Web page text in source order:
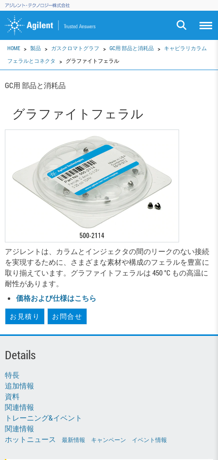
HOME 製品 ガスクロマトグラフ GC用 部品と消耗品
キャピラリカラム
フェラルとコネクタ
グラファイトフェラル
GC用 部品と消耗品
グラファイトフェラル
アジレントは、カラムとインジェクタの間のリークのない接続
を実現するために、さまざまな素材や構成のフェラルを豊富に
取り揃えています。グラファイトフェラルは 450 °C もの高温に
耐性があります。
価格および仕様はこちら
お見積り お問合せ
Details
特長
追加情報
資料
関連情報
トレーニング&イベント
関連情報
ホットニュース
最新情報 キャンペーン イベント情報